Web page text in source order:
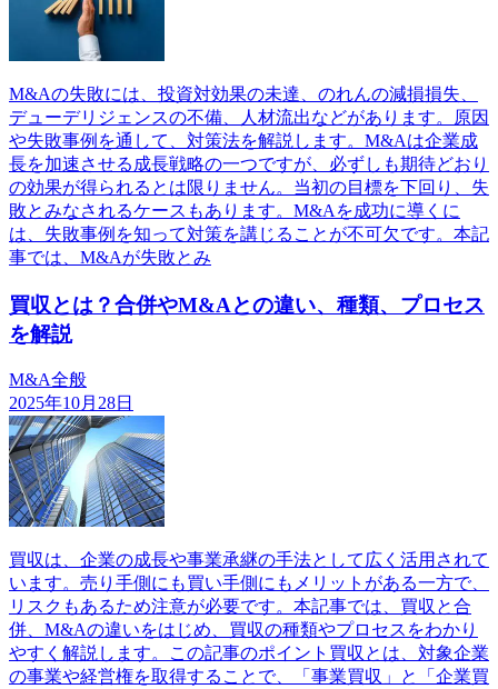
M&Aの失敗には、投資対効果の未達、のれんの減損損失、
デューデリジェンスの不備、人材流出などがあります。原因
や失敗事例を通して、対策法を解説します。M&Aは企業成
長を加速させる成長戦略の一つですが、必ずしも期待どおり
の効果が得られるとは限りません。当初の目標を下回り、失
敗とみなされるケースもあります。M&Aを成功に導くに
は、失敗事例を知って対策を講じることが不可欠です。本記
事では、M&Aが失敗とみ
買収とは？合併やM&Aとの違い、種類、プロセス
を解説
M&A全般
2025年10月28日
買収は、企業の成長や事業承継の手法として広く活用されて
います。売り手側にも買い手側にもメリットがある一方で、
リスクもあるため注意が必要です。本記事では、買収と合
併、M&Aの違いをはじめ、買収の種類やプロセスをわかり
やすく解説します。この記事のポイント買収とは、対象企業
の事業や経営権を取得することで、「事業買収」と「企業買